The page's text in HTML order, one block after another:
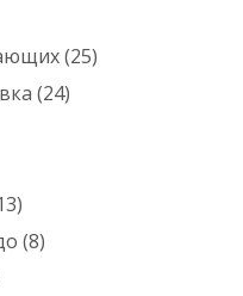
(25)
(24)
(8)